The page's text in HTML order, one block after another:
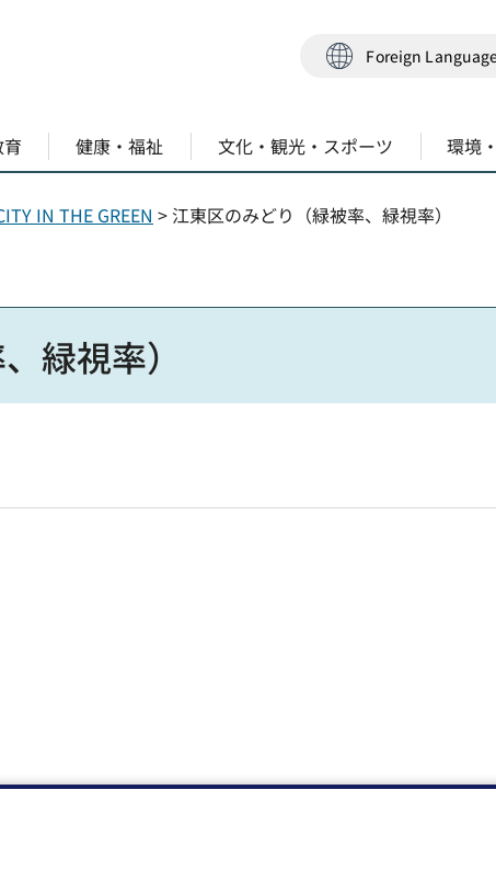
Foreign
健康・福祉 文化・観光・スポーツ 環境
IN THE GREEN > 江東区のみどり（緑被率、緑視率）
緑視率）